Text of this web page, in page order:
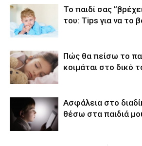
Το παιδί σας
του: Tips για να το
Πώς θα πείσω το
κοιμάται στο δικό
Ασφάλεια στο
θέσω στα παιδιά